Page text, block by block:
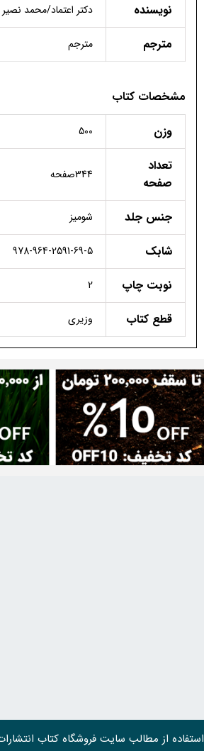
نویسنده
دکتر اعتماد/محمد
مترجم مترجم
مشخصات کتاب
وزن
500
تعداد
صفحه
344صفحه
جنس جلد شومیز
شابک 978-964-2591-69-5
نوبت چاپ 2
قطع کتاب وزیری
استفاده از مطالب سايت فروشگاه کتاب